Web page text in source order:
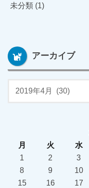
未分類 (1)
アーカイブ
月
火 水
1
2 3
8
9 10
15
16 17